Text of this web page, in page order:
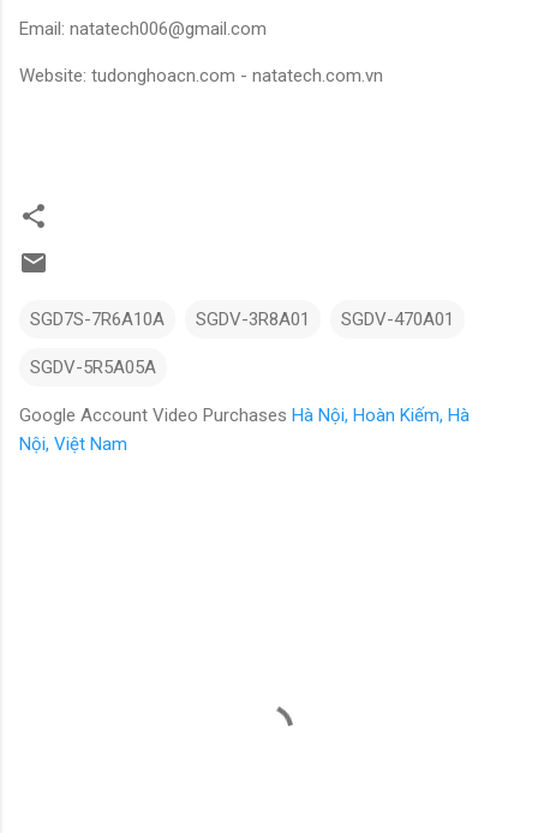
Email: natatech006@gmail.com
Website: tudonghoacn.com - natatech.com.vn
SGD7S-7R6A10A SGDV-3R8A01 SGDV-470A01
SGDV-5R5A05A
Google Account Video Purchases Hà Nội, Hoàn Kiếm, Hà
Nội, Việt Nam